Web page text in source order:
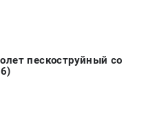
пескоструйный со